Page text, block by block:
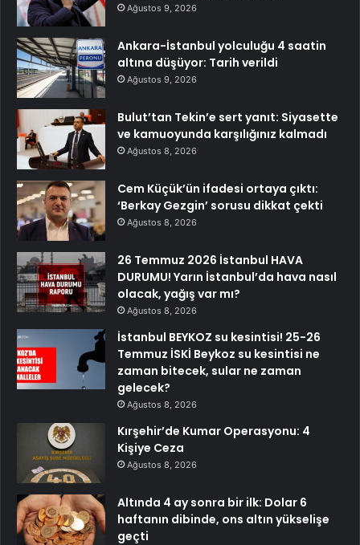
Ağustos 9, 2026
Ankara-İstanbul yolculuğu 4 saatin
altına düşüyor: Tarih verildi
Ağustos 9, 2026
Bulut’tan Tekin’e sert yanıt: Siyasette
ve kamuoyunda karşılığınız kalmadı
Ağustos 8, 2026
Cem Küçük’ün ifadesi ortaya çıktı:
‘Berkay Gezgin’ sorusu dikkat çekti
Ağustos 8, 2026
26 Temmuz 2026 İstanbul HAVA
DURUMU! Yarın İstanbul’da hava nasıl
olacak, yağış var mı?
Ağustos 8, 2026
İstanbul BEYKOZ su kesintisi! 25-26
Temmuz İSKİ Beykoz su kesintisi ne
zaman bitecek, sular ne zaman
gelecek?
Ağustos 8, 2026
Kırşehir’de Kumar Operasyonu: 4
Kişiye Ceza
Ağustos 8, 2026
Altında 4 ay sonra bir ilk: Dolar 6
haftanın dibinde, ons altın yükselişe
geçti